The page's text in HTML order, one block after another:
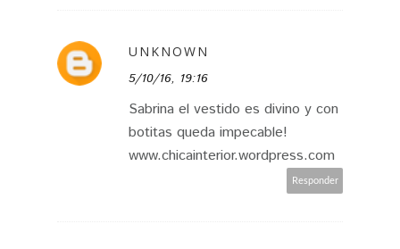
UNKNOWN
5/10/16, 19:16
Sabrina el vestido es divino y con
botitas queda impecable!
www.chicainterior.wordpress.com
Responder